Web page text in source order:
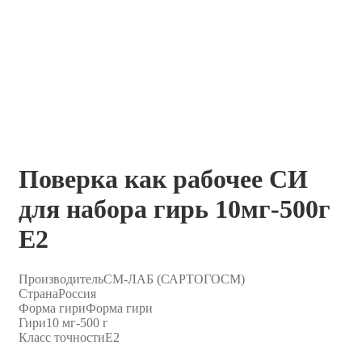
Поверка как рабочее СИ
для набора гирь 10мг-500г
E2
ПроизводительСМ-ЛАБ (САРТОГОСМ)
СтранаРоссия
Форма гириФорма гири
Гири10 мг-500 г
Класс точностиE2